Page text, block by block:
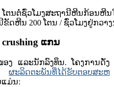
ດ​ຫີນ 200 ໂຕນ / ຊົ່ວ​ໂມງ​ຢູ່​ກວາ
ແກນ
ງ ແລະນັກລົງທຶນ. ໂຄງການດັ່ງ
. ຜະລິດຕະພັນທີ່ໄດ້ຮັບຕອບສະຫ
ແມ່ນ: